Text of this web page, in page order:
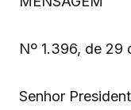
Nº 1.396, de 29
Senhor